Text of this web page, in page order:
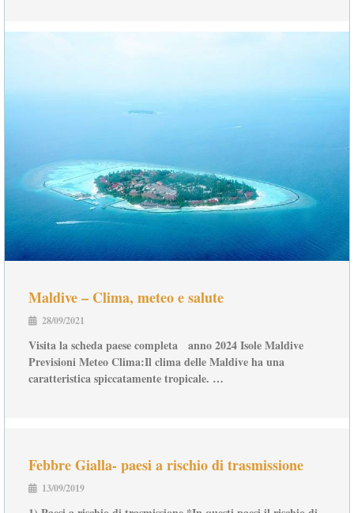
Maldive – Clima, meteo e salute
28/09/2021
Visita la scheda paese completa anno 2024 Isole Maldive
Previsioni Meteo Clima:Il clima delle Maldive ha una
caratteristica spiccatamente tropicale. …
Febbre Gialla- paesi a rischio di trasmissione
13/09/2019